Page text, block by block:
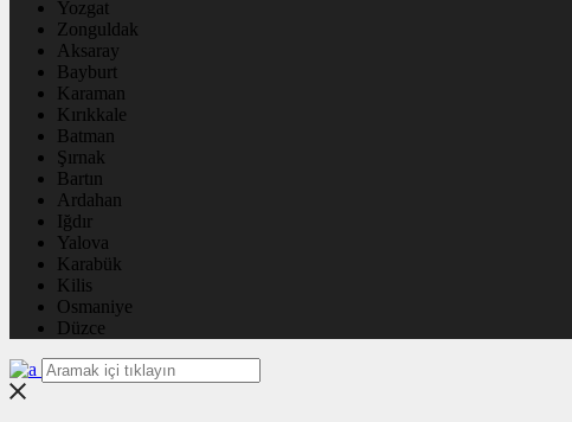
Yozgat
Zonguldak
Aksaray
Bayburt
Karaman
Kırıkkale
Batman
Şırnak
Bartın
Ardahan
Iğdır
Yalova
Karabük
Kilis
Osmaniye
Düzce